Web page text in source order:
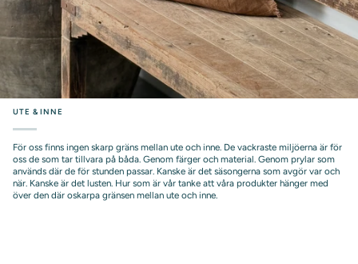
UTE & INNE
För oss finns ingen skarp gräns mellan ute och inne. De vackraste miljöerna är för
oss de som tar tillvara på båda. Genom färger och material. Genom prylar som
används där de för stunden passar. Kanske är det säsongerna som avgör var och
när. Kanske är det lusten. Hur som är vår tanke att våra produkter hänger med
över den där oskarpa gränsen mellan ute och inne.